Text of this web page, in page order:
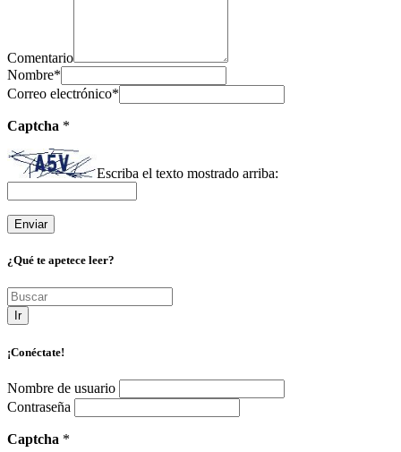
Comentario
Nombre*
Correo electrónico*
Captcha *
Escriba el texto mostrado arriba:
¿Qué te apetece leer?
Ir
¡Conéctate!
Nombre de usuario
Contraseña
Captcha *